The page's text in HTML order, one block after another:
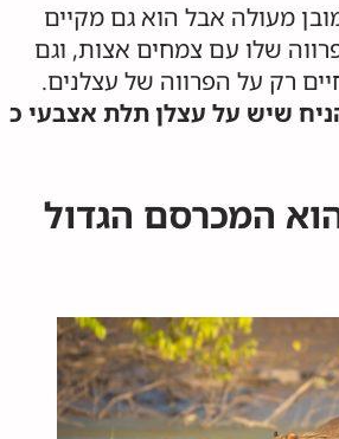
מעולה אבל הוא גם מקיים
שלו עם צמחים אצות, וגם
רק על הפרווה של עצלנים.
שיש על עצלן תלת אצבעי כ
המכרסם הגדול